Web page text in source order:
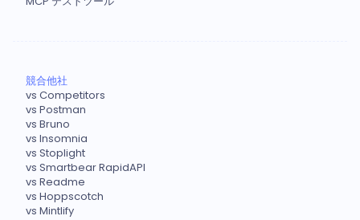
競合他社
vs Competitors
vs Postman
vs Bruno
vs Insomnia
vs Stoplight
vs Smartbear RapidAPI
vs Readme
vs Hoppscotch
vs Mintlify